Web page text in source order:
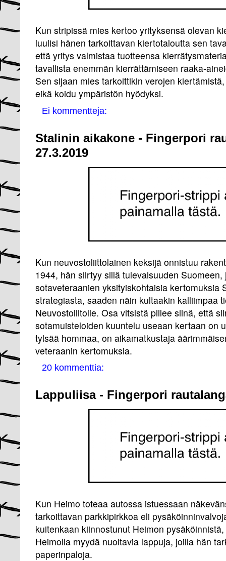
Kun stripissä mies kertoo yrityksensä olevan
luulisi hänen tarkoittavan kiertotaloutta sen
että yritys valmistaa tuotteensa
tavallista enemmän kierrättämiseen raaka-
Sen sijaan mies tarkoittikin verojen
eikä koidu ympäristön hyödyksi.
Ei kommentteja:
Stalinin aikakone - Fingerpori
27.3.2019
Kun neuvostoliittolainen keksijä onnistuu
1944, hän siirtyy sillä tulevaisuuden
sotaveteraanien yksityiskohtaisia kertomuksia
strategiasta, saaden näin kultaakin kalliimpaa
Neuvostoliitolle. Osa vitsistä piilee siinä, että
sotamuisteloiden kuuntelu useaan kertaan on
tylsää hommaa, on aikamatkustaja
veteraanin kertomuksia.
20 kommenttia:
Lappuliisa - Fingerpori
Kun Heimo toteaa autossa istuessaan
tarkoittavan parkkipirkkoa eli
kuitenkaan kiinnostunut Heimon
Heimolla myydä nuoltavia lappuja, joilla hän
paperinpaloja.